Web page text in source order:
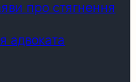
про стягнення
адвоката